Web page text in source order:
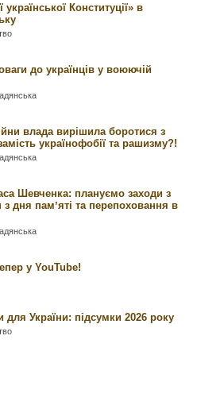
української Конституції» в
до українців у воюючій
влада вирішила боротися з
українофобії та рашизму?!
Шевченка: плануємо заходи з
дня памʼяті та перепоховання в
у YouTube!
України: підсумки 2026 року